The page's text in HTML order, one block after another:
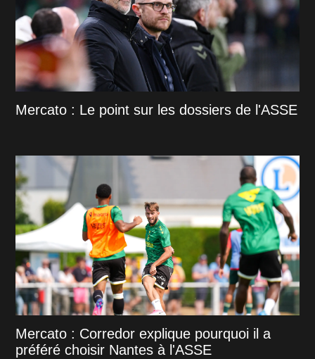
Mercato : Le point sur les dossiers de l'ASSE
Mercato : Corredor explique pourquoi il a
préféré choisir Nantes à l'ASSE